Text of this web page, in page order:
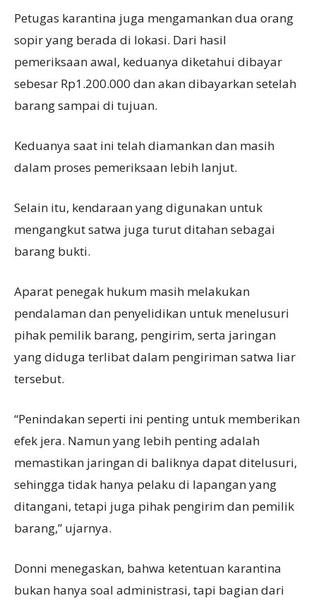
Petugas karantina juga mengamankan dua orang
sopir yang berada di lokasi. Dari hasil
pemeriksaan awal, keduanya diketahui dibayar
sebesar Rp1.200.000 dan akan dibayarkan setelah
barang sampai di tujuan.
Keduanya saat ini telah diamankan dan masih
dalam proses pemeriksaan lebih lanjut.
Selain itu, kendaraan yang digunakan untuk
mengangkut satwa juga turut ditahan sebagai
barang bukti.
Aparat penegak hukum masih melakukan
pendalaman dan penyelidikan untuk menelusuri
pihak pemilik barang, pengirim, serta jaringan
yang diduga terlibat dalam pengiriman satwa liar
tersebut.
“Penindakan seperti ini penting untuk memberikan
efek jera. Namun yang lebih penting adalah
memastikan jaringan di baliknya dapat ditelusuri,
sehingga tidak hanya pelaku di lapangan yang
ditangani, tetapi juga pihak pengirim dan pemilik
barang,” ujarnya.
Donni menegaskan, bahwa ketentuan karantina
bukan hanya soal administrasi, tapi bagian dari